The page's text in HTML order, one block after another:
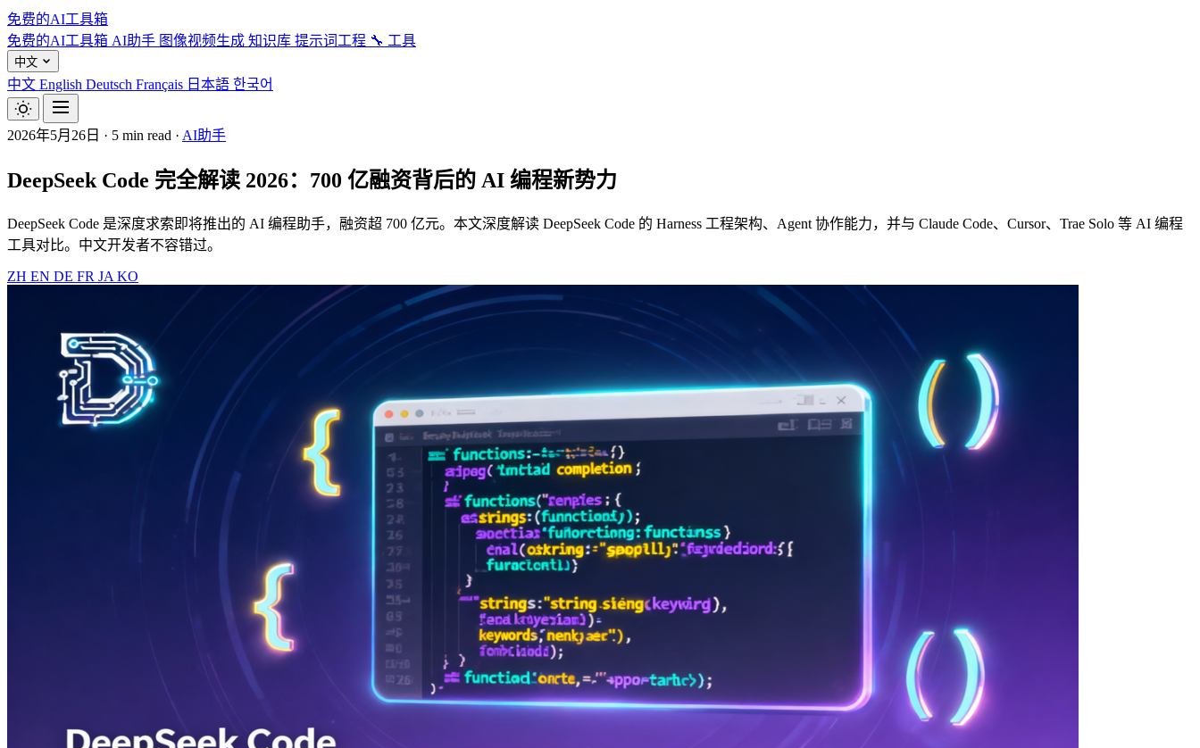
免费的AI工具箱
免费的AI工具箱 AI助手 图像视频生成 知识库 提示词工程 🔧 工具
中文
中文 English Deutsch Français 日本語 한국어
2026年5月26日 · 5 min read · AI助手
DeepSeek Code 完全解读 2026：700 亿融资背后的 AI 编程新势力
DeepSeek Code 是深度求索即将推出的 AI 编程助手，融资超 700 亿元。本文深度解读 DeepSeek Code 的 Harness 工程架构、Agent 协作能力，并与 Claude Code、Cursor、Trae Solo 等 AI 编程
工具对比。中文开发者不容错过。
ZH EN DE FR JA KO